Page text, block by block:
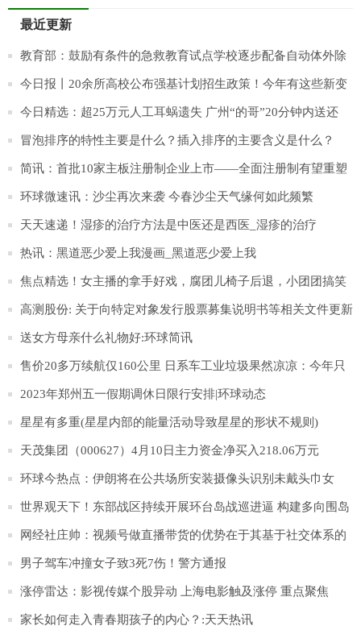
最近更新
教育部：鼓励有条件的急救教育试点学校逐步配备自动体外除
颤器_世界快播
今日报丨20余所高校公布强基计划招生政策！今年有这些新变
化
今日精选：超25万元人工耳蜗遗失 广州“的哥”20分钟内送还
冒泡排序的特性主要是什么？插入排序的主要含义是什么？
简讯：首批10家主板注册制企业上市——全面注册制有望重塑
资本市场生态
环球微速讯：沙尘再次来袭 今春沙尘天气缘何如此频繁
天天速递！湿疹的治疗方法是中医还是西医_湿疹的治疗
热讯：黑道恶少爱上我漫画_黑道恶少爱上我
焦点精选！女主播的拿手好戏，腐团儿椅子后退，小团团搞笑
搞怪，那沫子呢？
高测股份: 关于向特定对象发行股票募集说明书等相关文件更新
财务数据的提示性公告
送女方母亲什么礼物好:环球简讯
售价20多万续航仅160公里 日系车工业垃圾果然凉凉：今年只
卖出15辆|今日聚焦
2023年郑州五一假期调休日限行安排|环球动态
星星有多重(星星内部的能量活动导致星星的形状不规则)
天茂集团（000627）4月10日主力资金净买入218.06万元
环球今热点：伊朗将在公共场所安装摄像头识别未戴头巾女
性，违者将予警告
世界观天下！东部战区持续开展环台岛战巡进逼 构建多向围岛
锁台态势
网经社庄帅：视频号做直播带货的优势在于其基于社交体系的
完整私域生态_天天视点
男子驾车冲撞女子致3死7伤！警方通报
涨停雷达：影视传媒个股异动 上海电影触及涨停 重点聚焦
家长如何走入青春期孩子的内心？:天天热讯